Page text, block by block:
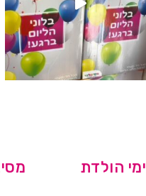
ימי הולדת